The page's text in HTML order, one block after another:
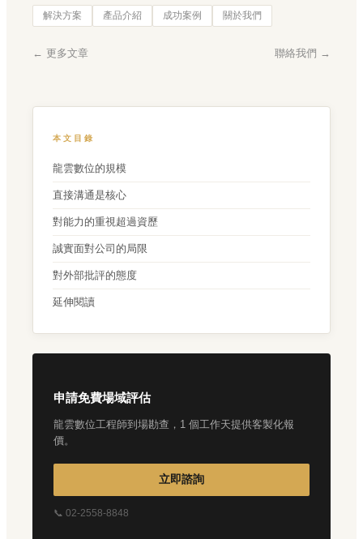
解決方案 產品介紹 成功案例 關於我們
← 更多文章 聯絡我們 →
本文目錄
龍雲數位的規模
直接溝通是核心
對能力的重視超過資歷
誠實面對公司的局限
對外部批評的態度
延伸閱讀
申請免費場域評估
龍雲數位工程師到場勘查，1 個工作天提供客製化報
價。
立即諮詢
📞 02-2558-8848